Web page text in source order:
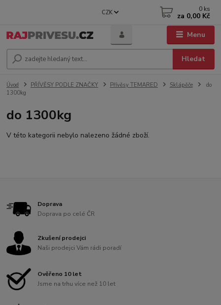
Menu
CZK
Hledat
0 ks
za 0,00 Kč
Úvod PŘÍVĚSY PODLE ZNAČKY Přívěsy TEMARED Sklápěče
do
1300kg
do 1300kg
V této kategorii nebylo nalezeno žádné zboží.
Doprava
Doprava po celé ČR
Zkušení prodejci
Naši prodejci Vám rádi poradí
Ověřeno 10 let
Jsme na trhu více než 10 let